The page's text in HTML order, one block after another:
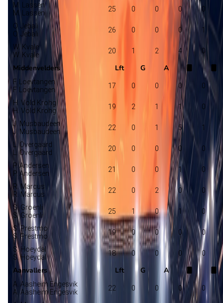
M. Lassen
M. Lassen
25 0 0 0 0
O. Jebali
O. Jebali
26 0 0 0 1
W. Kvale
W. Kvale
20 1 2 4 0
Middenvelders Lft G A
F. Loevtangen
F. Loevtangen
17 0 0 0 0
H. Vold Krohg
H. Vold Krohg
19 2 1 1 0
J. Musbaudeen
J. Musbaudeen
22 0 1 5 1
L. Overgaard
L. Overgaard
20 0 0 0 0
P. Andersen
P. Andersen
21 0 0 1 0
R. Marcus
R. Marcus
22 0 2 0 0
S. Groenli
S. Groenli
25 1 0 1 0
S. Prestmo
S. Prestmo
19 0 0 0 0
S. Hoeydal
S. Hoeydal
18 0 0 0 0
Aanvallers Lft G A
A. Aasheim Engesvik
A. Aasheim Engesvik
22 0 0 0 0